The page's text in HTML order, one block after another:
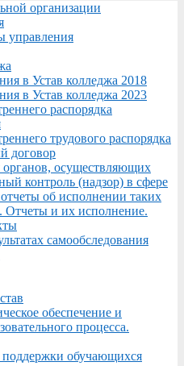
организации
управления
в Устав колледжа 2018
в Устав колледжа 2023
распорядка
трудового распорядка
договор
осуществляющих
контроль (надзор) в сфере
об исполнении таких
Отчеты и их исполнение.
самообследования
обеспечение и
процесса.
обучающихся